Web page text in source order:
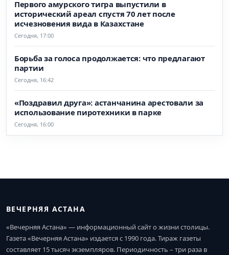
Первого амурского тигра выпустили в
исторический ареал спустя 70 лет после
исчезновения вида в Казахстане
Сегодня, 17:00
Борьба за голоса продолжается: что предлагают
партии
Сегодня, 16:42
«Поздравил друга»: астанчанина арестовали за
использование пиротехники в парке
Сегодня, 16:00
ВЕЧЕРНЯЯ АСТАНА
«Вечерняя Астана» — информационный сайт о жизни столицы.
Газета «Вечерняя Астана» издается с 1990 года. Тираж газеты
составляет 15 тысяч экземпляров. Периодичность – три раза в